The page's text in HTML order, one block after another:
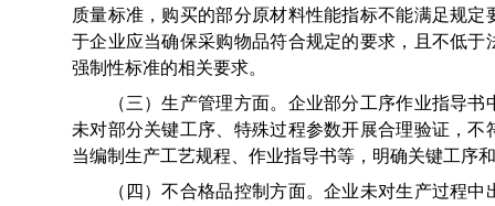
质量标准，购买的部分原材料性能指标不能满足规定
于企业应当确保采购物品符合规定的要求，且不低于
强制性标准的相关要求。
（三）生产管理方面。企业部分工序作业指导书
未对部分关键工序、特殊过程参数开展合理验证，不
当编制生产工艺规程、作业指导书等，明确关键工序
（四）不合格品控制方面。企业未对生产过程中